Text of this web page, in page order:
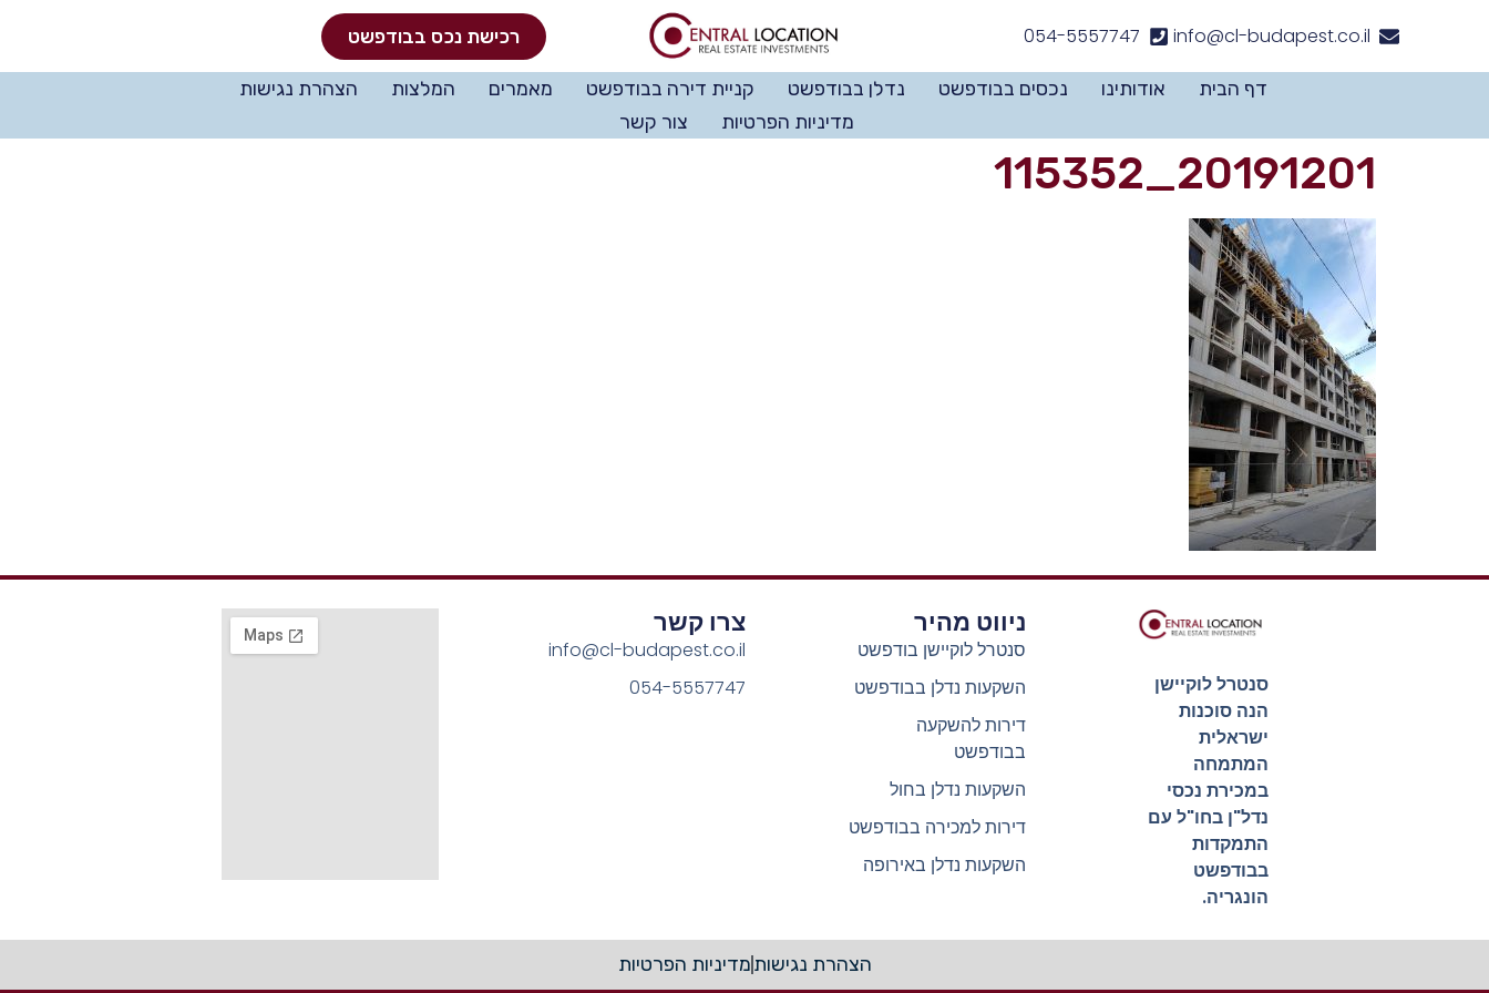
info@cl-budapest.co.il
054-5557747 רכישת נכס בבודפשט
דף הבית אודותינו נכסים בבודפשט נדלן בבודפשט קניית דירה בבודפשט מאמרים המלצות
הצהרת נגישות
מדיניות הפרטיות
צור קשר
20191201_115352
סנטרל לוקיישן
הנה סוכנות
ישראלית
המתמחה
במכירת נכסי
נדל"ן בחו"ל עם
התמקדות
בבודפשט
הונגריה.
ניווט מהיר
סנטרל לוקיישן בודפשט
השקעות נדלן בבודפשט
דירות להשקעה
בבודפשט
השקעות נדלן בחול
דירות למכירה בבודפשט
השקעות נדלן באירופה
צרו קשר
info@cl-budapest.co.il
054-5557747
הצהרת נגישותמדיניות הפרטיות